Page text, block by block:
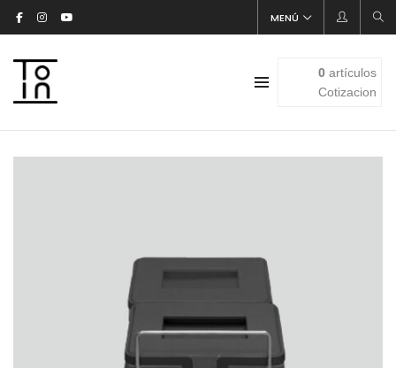
MENÚ
0artículos
Cotizacion